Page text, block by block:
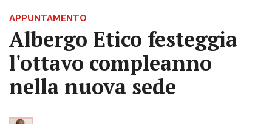
APPUNTAMENTO
Albergo Etico festeggia
l'ottavo compleanno
nella nuova sede